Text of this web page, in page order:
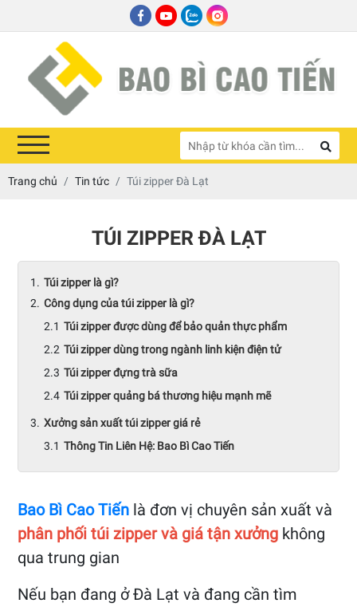
Trang chủ Tin tức Túi zipper Đà Lạt
TÚI ZIPPER ĐÀ LẠT
Túi zipper là gì?
Công dụng của túi zipper là gì?
Túi zipper được dùng để bảo quản thực phẩm
Túi zipper dùng trong ngành linh kiện điện tử
Túi zipper đựng trà sữa
Túi zipper quảng bá thương hiệu mạnh mẽ
Xưởng sản xuất túi zipper giá rẻ
Thông Tin Liên Hệ: Bao Bì Cao Tiến
Bao Bì Cao Tiến là đơn vị chuyên sản xuất và
phân phối túi zipper và giá tận xưởng không
qua trung gian
Nếu bạn đang ở Đà Lạt và đang cần tìm